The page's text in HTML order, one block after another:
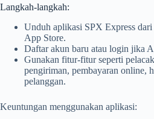
Langkah-langkah:
Unduh aplikasi SPX Express
App Store.
Daftar akun baru atau login jika
Gunakan fitur-fitur seperti
pengiriman, pembayaran online,
pelanggan.
Keuntungan menggunakan aplikasi: